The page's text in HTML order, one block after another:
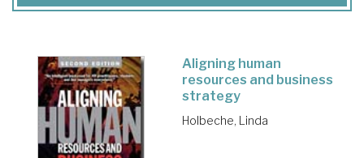
Aligning human
resources and business
strategy
Holbeche, Linda